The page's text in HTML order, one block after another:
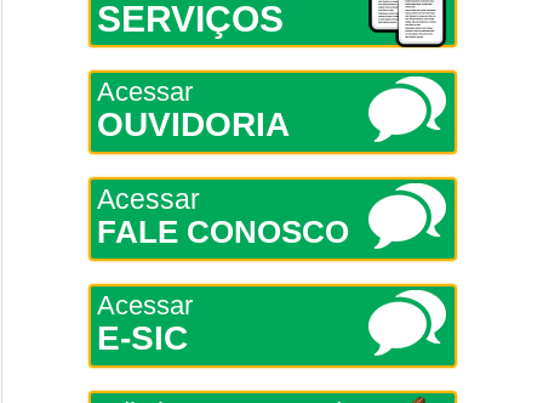
SERVIÇOS
Acessar
OUVIDORIA
Acessar
FALE CONOSCO
Acessar
E-SIC